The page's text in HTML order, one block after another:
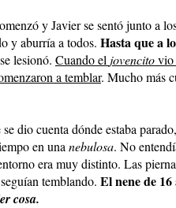
y Javier se sentó junto a
y aburría a todos. Hasta que a
lesionó. Cuando el jovencitovio
a temblar. Mucho más
dio cuenta dónde estaba
en una nebulosa. No
era muy distinto. Las
temblando. El nene de
cosa.